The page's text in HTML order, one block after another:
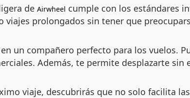
de Airwheel cumple con los estándares
prolongados sin tener que
un compañero perfecto para los vuelos.
Además, te permite desplazarte
viaje, descubrirás que no solo facilita